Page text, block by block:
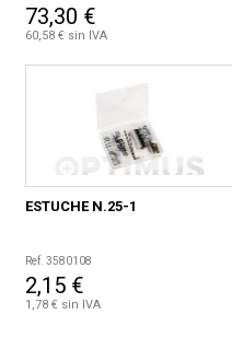
73,30 €
60,58 € sin IVA
ESTUCHE N.25-1
Ref. 3580108
2,15 €
1,78 € sin IVA